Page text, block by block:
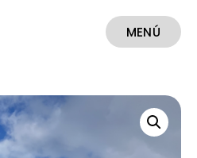
MENÚ